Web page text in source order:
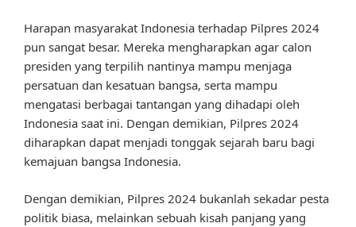
Harapan masyarakat Indonesia terhadap Pilpres 2024
pun sangat besar. Mereka mengharapkan agar calon
presiden yang terpilih nantinya mampu menjaga
persatuan dan kesatuan bangsa, serta mampu
mengatasi berbagai tantangan yang dihadapi oleh
Indonesia saat ini. Dengan demikian, Pilpres 2024
diharapkan dapat menjadi tonggak sejarah baru bagi
kemajuan bangsa Indonesia.
Dengan demikian, Pilpres 2024 bukanlah sekadar pesta
politik biasa, melainkan sebuah kisah panjang yang